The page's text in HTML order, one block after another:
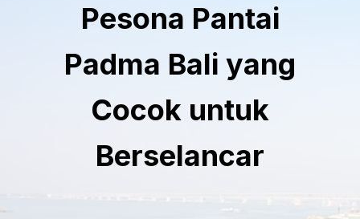
Pesona Pantai
Padma Bali yang
Cocok untuk
Berselancar